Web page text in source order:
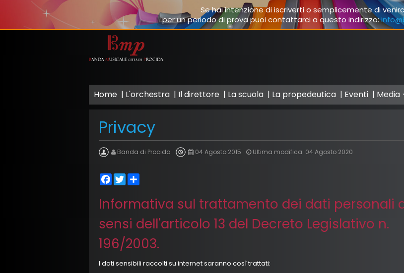
Se hai intenzione di iscriverti o semplicemente di
per un periodo di prova puoi contattarci a questo indirizzo:
Home L'orchestra Il direttore La scuola La propedeutica Eventi Media
Privacy
Banda di Procida 04 Agosto 2015 Ultima modifica: 04 Agosto 2020
Facebook
Twitter
Informativa sul trattamento dei dati personali
sensi dell'articolo 13 del Decreto Legislativo n.
196/2003.
I dati sensibili raccolti su internet saranno così trattati: